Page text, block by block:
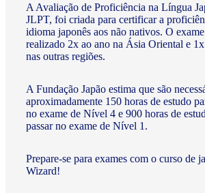
A Avaliação de Proficiência na Língua
JLPT, foi criada para certificar a
idioma japonês aos não nativos. O
realizado 2x ao ano na Ásia Oriental e
nas outras regiões.
A Fundação Japão estima que são
aproximadamente 150 horas de estudo
no exame de Nível 4 e 900 horas de
passar no exame de Nível 1.
Prepare-se para exames com o curso de
Wizard!